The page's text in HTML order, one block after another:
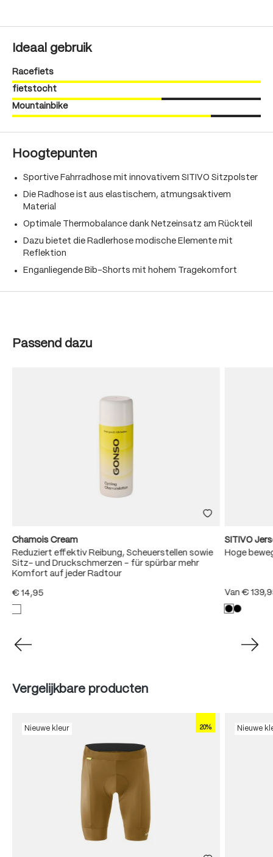
Ideaal gebruik
Racefiets
fietstocht
Mountainbike
Hoogtepunten
Sportive Fahrradhose mit innovativem SITIVO Sitzpolster
Die Radhose ist aus elastischem, atmungsaktivem
Material
Optimale Thermobalance dank Netzeinsatz am Rückteil
Dazu bietet die Radlerhose modische Elemente mit
Reflektion
Enganliegende Bib-Shorts mit hohem Tragekomfort
Produktgalerie überspringen
Passend dazu
Chamois Cream
Reduziert effektiv Reibung, Scheuerstellen sowie
Sitz- und Druckschmerzen – für spürbar mehr
Komfort auf jeder Radtour
€ 14,95
SITIVO
Hoge
Van€
Produktgalerie überspringen
Vergelijkbare producten
20%
Nieuwe kleur Nieuwe